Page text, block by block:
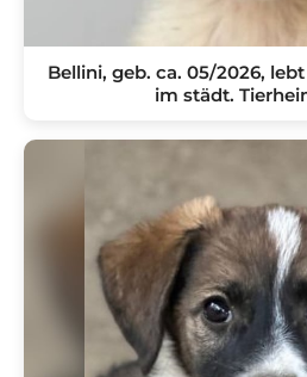
Bellini, geb. ca. 05/2026,
im städt.